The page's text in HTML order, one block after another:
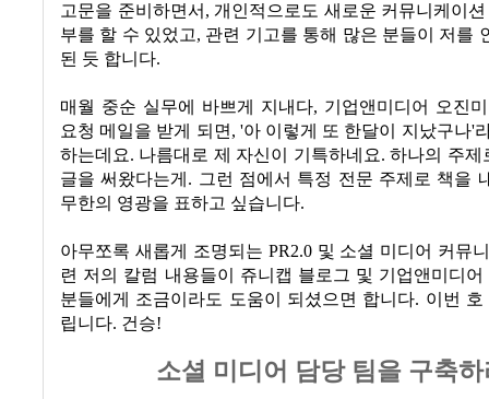
고문을 준비하면서 ,개인적으로도 새로운 커뮤니케이
부를 할 수 있었고, 관련 기고를 통해 많은 분들이 저를
된 듯 합니다.
매월 중순 실무에 바쁘게 지내다, 기업앤미디어 오진
요청 메일을 받게 되면, '아 이렇게 또 한달이 지났구나'
하는데요. 나름대로 제 자신이 기특하네요. 하나의 주제
글을 써왔다는게. 그런 점에서 특정 전문 주제로 책을
무한의 영광을 표하고 싶습니다.
아무쪼록 새롭게 조명되는 PR2.0 및 소셜 미디어 커뮤
련 저의 칼럼 내용들이 쥬니캡 블로그 및 기업앤미디
분들에게 조금이라도 도움이 되셨으면 합니다. 이번
립니다. 건승!
소셜 미디어 담당 팀을 구축